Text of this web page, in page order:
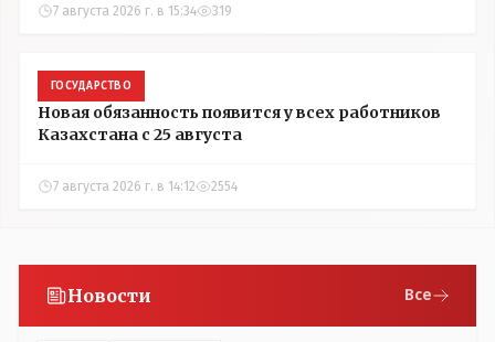
7 августа 2026 г. в 15:34 319
ГОСУДАРСТВО
Новая обязанность появится у всех работников
Казахстана с 25 августа
7 августа 2026 г. в 14:12 2554
Новости Все